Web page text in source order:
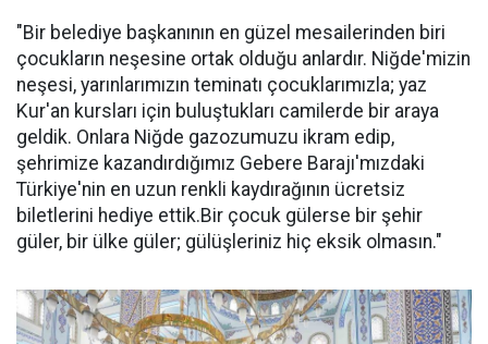
"Bir belediye başkanının en güzel mesailerinden biri
çocukların neşesine ortak olduğu anlardır. Niğde'mizin
neşesi, yarınlarımızın teminatı çocuklarımızla; yaz
Kur'an kursları için buluştukları camilerde bir araya
geldik. Onlara Niğde gazozumuzu ikram edip,
şehrimize kazandırdığımız Gebere Barajı'mızdaki
Türkiye'nin en uzun renkli kaydırağının ücretsiz
biletlerini hediye ettik.Bir çocuk gülerse bir şehir
güler, bir ülke güler; gülüşleriniz hiç eksik olmasın."